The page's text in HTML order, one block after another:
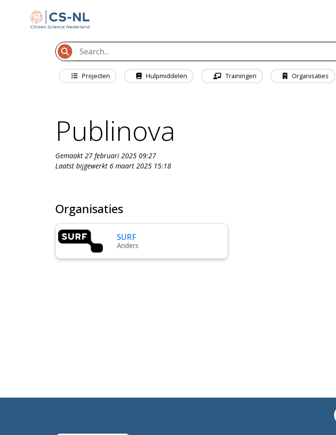
Projecten Hulpmiddelen Trainingen Organisaties
Publinova
Gemaakt 27 februari 2025 09:27
Laatst bijgewerkt 6 maart 2025 15:18
Organisaties
SURF
Anders